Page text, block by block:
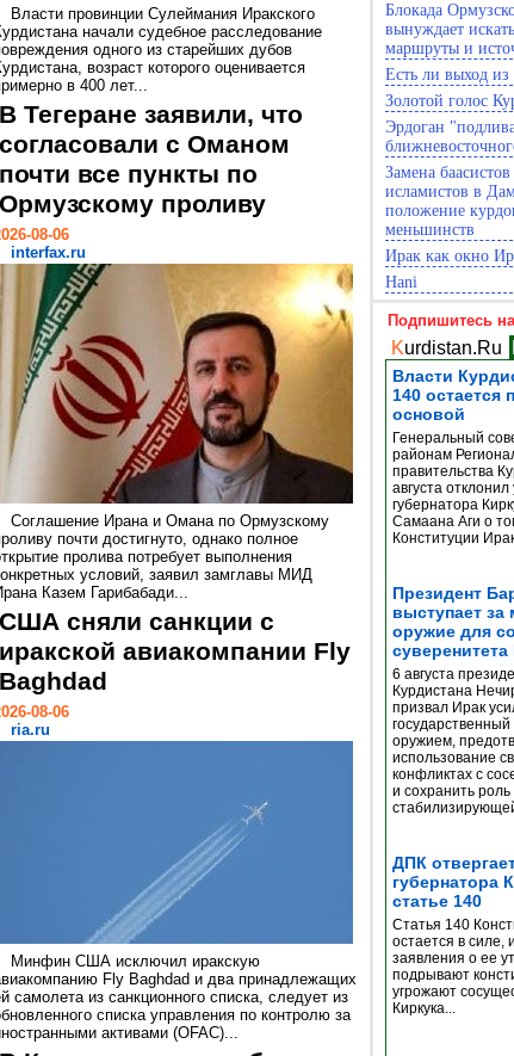
Власти провинции Сулеймания Иракского
начали судебное расследование
одного из старейших дубов
возраст которого оценивается
в 400 лет...
В Тегеране заявили, что
согласовали с Оманом
почти все пункты по
Ормузскому проливу
08-06
interfax.ru
Соглашение Ирана и Омана по Ормузскому
почти достигнуто, однако полное
пролива потребует выполнения
условий, заявил замглавы МИД
Казем Гарибабади...
США сняли санкции с
иракской авиакомпании Fly
Baghdad
08-06
ria.ru
Минфин США исключил иракскую
Fly Baghdad и два принадлежащих
самолета из санкционного списка, следует из
списка управления по контролю за
активами (OFAC)...
Блокада
вынуждает
маршруты и
Есть ли выход из
Золотой голос
Эрдоган
Замена
исламистов в
положение
меньшинств
Ирак как окно
Hani
Подпишитесь
Kurdistan.Ru
Власти
140 остается
основой
Генеральный
районам
правительства
августа
губернатора
Самаана Аги о
Конституции
Президент
выступает
оружие для
суверенитета
6 августа
Курдистана
призвал Ирак
оружием,
использование
конфликтах с
и сохранить роль
ДПК
губернатора
статье 140
Статья 140
остается в силе,
заявления о ее
подрывают
угрожают
Киркука...